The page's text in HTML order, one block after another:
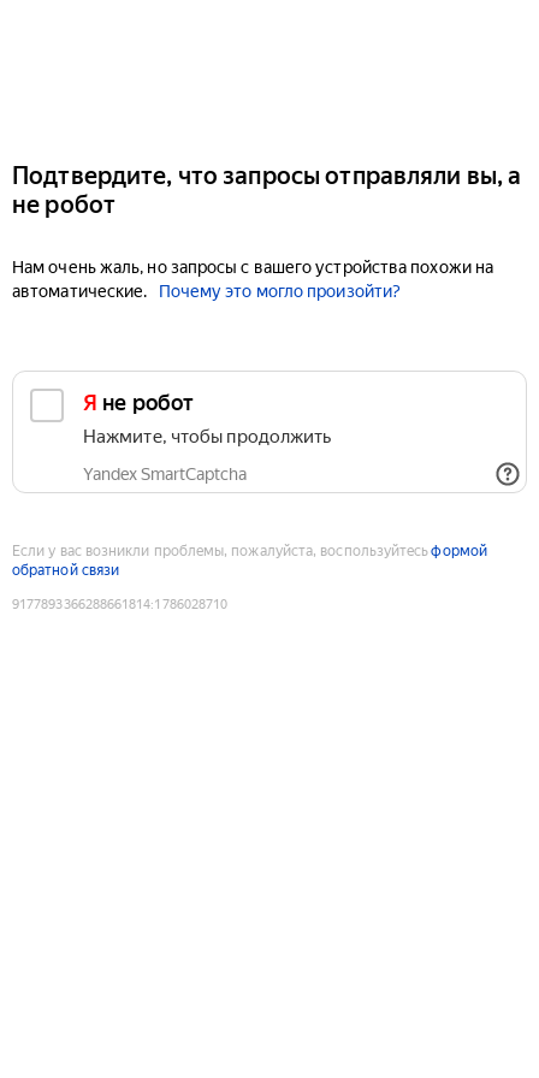
Подтвердите, что запросы отправляли вы, а
не робот
Нам очень жаль, но запросы с вашего устройства похожи на
автоматические.
Почему это могло произойти?
Я не робот
Нажмите, чтобы продолжить
Yandex SmartCaptcha
Если у вас возникли проблемы, пожалуйста, воспользуйтесьформой
обратной связи
9177893366288661814:1786028710